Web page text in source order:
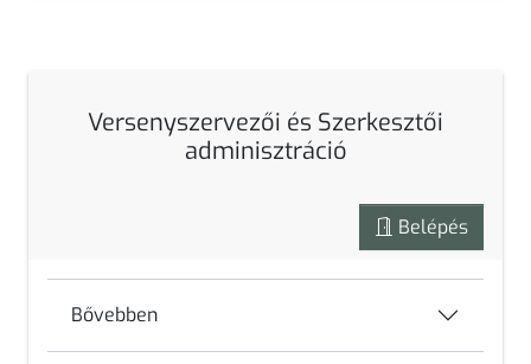
Versenyszervezői és Szerkesztői
adminisztráció
Belépés
Bővebben